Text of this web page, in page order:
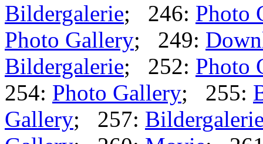
Bildergalerie; 246: Photo
Photo Gallery; 249:
Bildergalerie; 252: Photo
254: Photo Gallery; 255:
Gallery; 257: